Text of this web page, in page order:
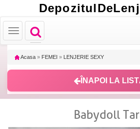
Toggle
navigation
Toggle
navigation
Acasa » FEMEI » LENJERIE SEXY
ÎNAPOI LA
Babydoll